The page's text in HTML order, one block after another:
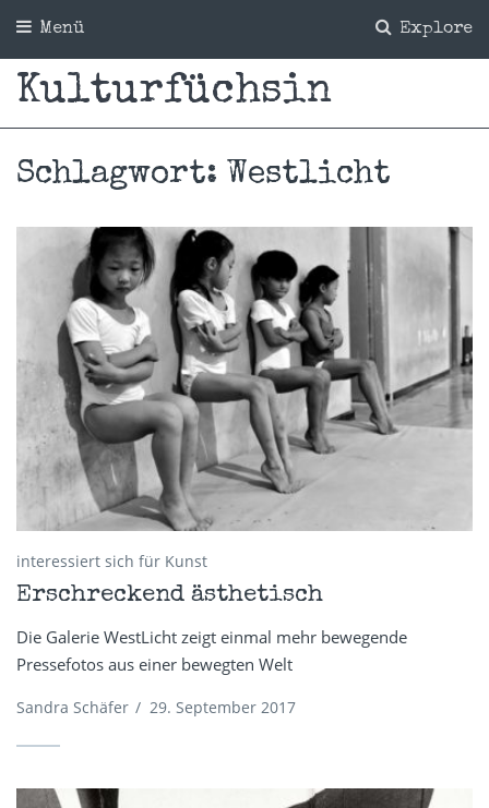
Explore
Menü
Kulturfüchsin
Schlagwort: Westlicht
interessiert sich für Kunst
Erschreckend ästhetisch
Die Galerie WestLicht zeigt einmal mehr bewegende
Pressefotos aus einer bewegten Welt
Sandra Schäfer / 29. September 2017